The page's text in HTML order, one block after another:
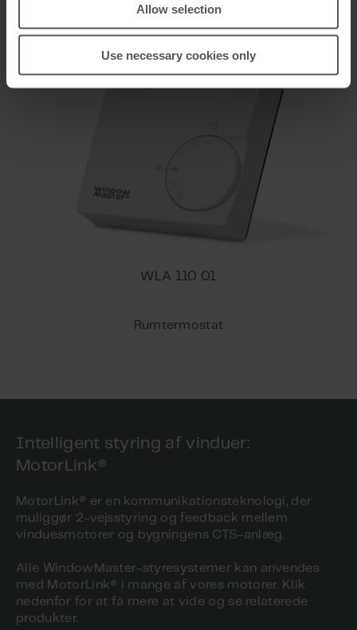
Allow selection
Use necessary cookies only
Hvid (RAL 9016)
Netværksforbundet standbyforbrug
Se vedhæftede fil nedenfor for
Standard version: MotorController med 1,2m
MotorController med 1,2m tilledning med
schukostik og UK-netadapator. Eventuel
fjernbetjening (WCA 100) bestilles seperat.
WLA 110 01
Rumtermostat
Intelligent styring af vinduer:
MotorLink®
MotorLink® er en kommunikationsteknologi, der
muliggør 2-vejsstyring og feedback mellem
vinduesmotorer og bygningens CTS-anlæg.
Alle WindowMaster-styresystemer kan anvendes
med MotorLink® i mange af vores motorer. Klik
nedenfor for at få mere at vide og se relaterede
produkter.